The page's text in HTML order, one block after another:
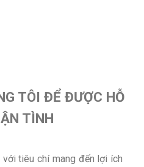
TÔI ĐỂ ĐƯỢC HỖ
TÌNH
tiêu chí mang đến lợi ích